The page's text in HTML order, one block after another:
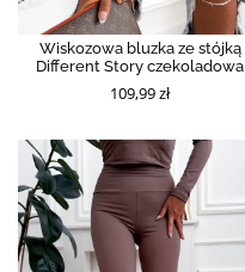
Wiskozowa bluzka ze stójką
Different Story czekoladowa
109,99 zł